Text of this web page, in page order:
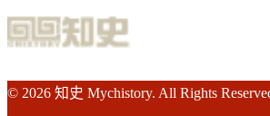
© 2026 知史 Mychistory. All Rights